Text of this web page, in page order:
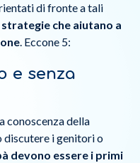
di fronte a tali
strategie che aiutano a
. Eccone 5:
e senza
conoscenza della
discutere i genitori o
devono essere i primi